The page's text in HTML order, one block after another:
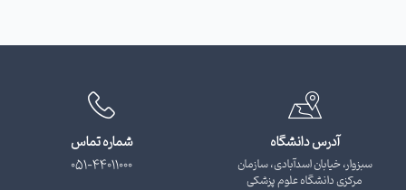
آدرس دانشگاه
سبزوار، خیابان اسدآبادی، سازمان
مرکزی دانشگاه علوم پزشکی
شماره تماس
051-44011000